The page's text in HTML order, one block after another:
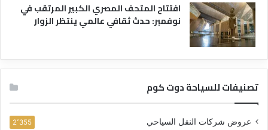
افتتاح المتحف المصري الكبير المرتقب في
نوفمبر: حدث ثقافي عالمي ينتظر الزوار
تصنيفات للسياحة دوت كوم
عروض شركات النقل السياحي 2٬355